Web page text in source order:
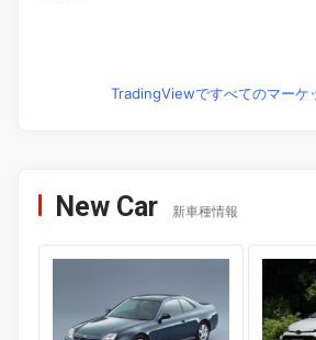
TradingViewですべてのマーケ
New Car 新車種情報